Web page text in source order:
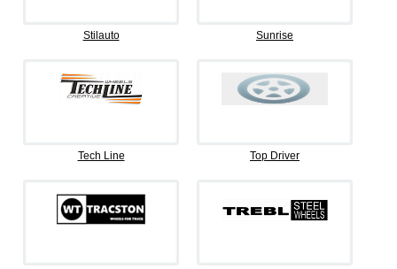
Stilauto Sunrise
Tech Line Top Driver